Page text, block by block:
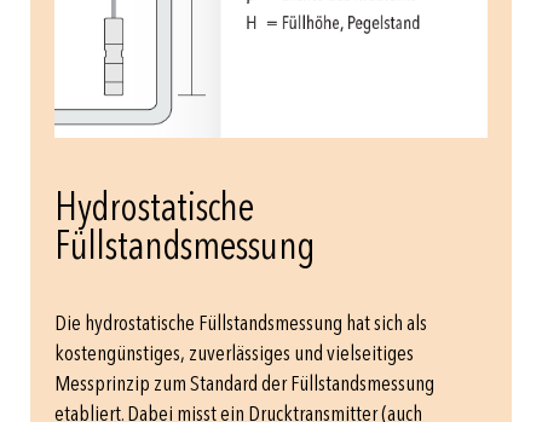
Hydrostatische
Füllstandsmessung
Die hydrostatische Füllstandsmessung hat sich als
kostengünstiges, zuverlässiges und vielseitiges
Messprinzip zum Standard der Füllstandsmessung
etabliert. Dabei misst ein Drucktransmitter (auch